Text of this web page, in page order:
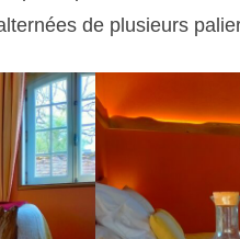
de plusieurs